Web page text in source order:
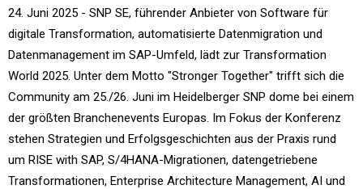
24. Juni 2025 - SNP SE, führender Anbieter von Software für
digitale Transformation, automatisierte Datenmigration und
Datenmanagement im SAP-Umfeld, lädt zur Transformation
World 2025. Unter dem Motto "Stronger Together" trifft sich die
Community am 25./26. Juni im Heidelberger SNP dome bei einem
der größten Branchenevents Europas. Im Fokus der Konferenz
stehen Strategien und Erfolgsgeschichten aus der Praxis rund
um RISE with SAP, S/4HANA-Migrationen, datengetriebene
Transformationen, Enterprise Architecture Management, AI und